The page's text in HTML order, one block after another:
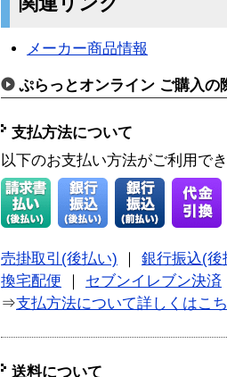
メーカー商品情報
ぷらっとオンライン ご購入の
支払方法について
以下のお支払い方法がご利用で
売掛取引(後払い)
銀行振込(後
換宅配便
セブンイレブン決済
⇒支払方法について詳しくはこ
送料について